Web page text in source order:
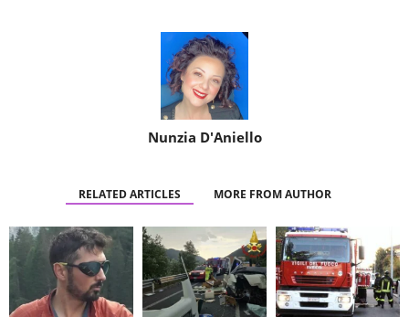
Nunzia D'Aniello
RELATED ARTICLES MORE FROM AUTHOR